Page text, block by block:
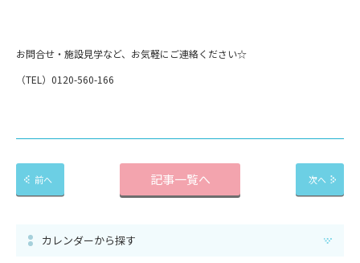
お問合せ・施設見学など、お気軽にご連絡ください☆
（TEL）0120-560-166
前へ 記事一覧へ 次へ
カレンダーから探す